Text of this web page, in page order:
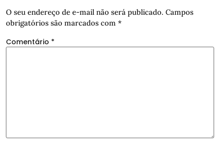
O seu endereço de e-mail não será publicado. Campos
obrigatórios são marcados com *
Comentário *